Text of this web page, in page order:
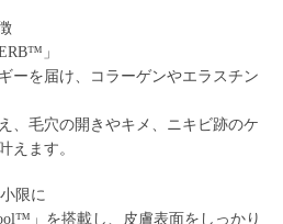
」
ーを届け、コラーゲンやエラスチン
、毛穴の開きやキメ、ニキビ跡のケ
えます。
限に
」を搭載し、皮膚表面をしっかり